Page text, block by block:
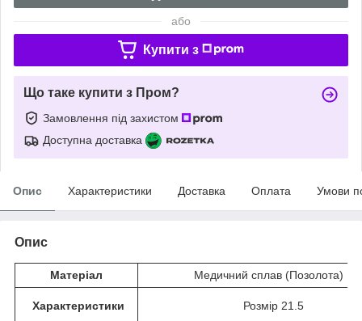
або
Купити з
Що таке купити з Пром?
Замовлення під захистом
Доступна доставка
Опис Характеристики Доставка Оплата Умови
Опис
Матеріал Медичний сплав (Позолота)
Характеристики Розмір 21.5